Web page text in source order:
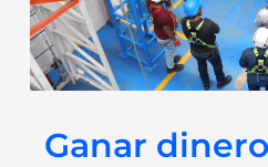
Ganar